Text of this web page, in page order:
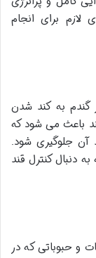
لازم برای انجام
گندم به کند شدن
باعث می شود که
آن جلوگیری شود.
دنبال کنترل قند
و حبوباتی که در